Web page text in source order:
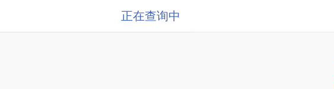
正在查询中